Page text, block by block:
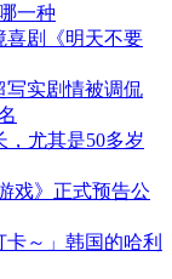
一种
喜剧《明天不要
写实剧情被调侃
，尤其是50多岁
戏》正式预告公
卡～」韩国的哈利